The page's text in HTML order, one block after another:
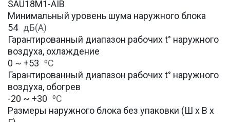
SAU18M1-AIB
Минимальный уровень шума наружного блока
54 дБ(А)
Гарантированный диапазон рабочих t° наружного
воздуха, охлаждение
0 ~ +53 ⁰С
Гарантированный диапазон рабочих t° наружного
воздуха, обогрев
-20 ~ +30 ⁰С
Размеры наружного блока без упаковки (Ш х В х